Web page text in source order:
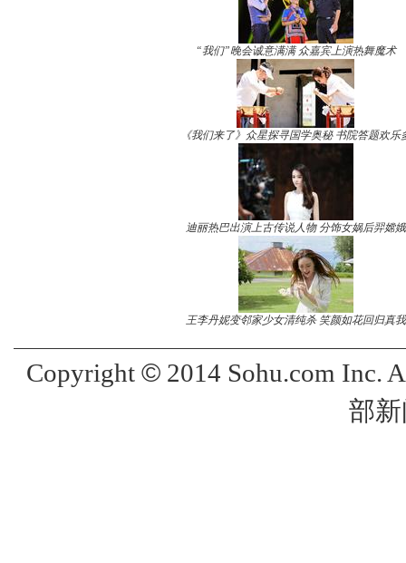
“我们”晚会诚意满满 众嘉宾上演热舞魔术
《我们来了》众星探寻国学奥秘 书院答题欢乐
迪丽热巴出演上古传说人物 分饰女娲后羿嫦娥
王李丹妮变邻家少女清纯杀 笑颜如花回归真我
Copyright ©2014 Sohu.com Inc.
部